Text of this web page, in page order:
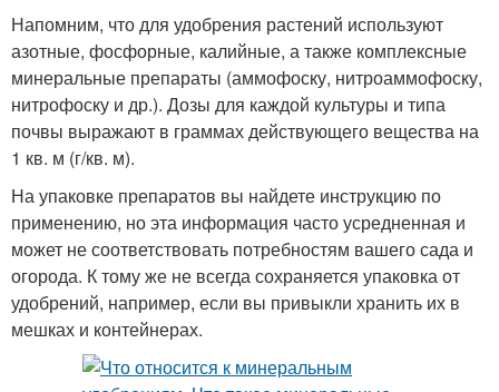
Напомним, что для удобрения растений используют
азотные, фосфорные, калийные, а также комплексные
минеральные препараты (аммофоску, нитроаммофоску,
нитрофоску и др.). Дозы для каждой культуры и типа
почвы выражают в граммах действующего вещества на
1 кв. м (г/кв. м).
На упаковке препаратов вы найдете инструкцию по
применению, но эта информация часто усредненная и
может не соответствовать потребностям вашего сада и
огорода. К тому же не всегда сохраняется упаковка от
удобрений, например, если вы привыкли хранить их в
мешках и контейнерах.